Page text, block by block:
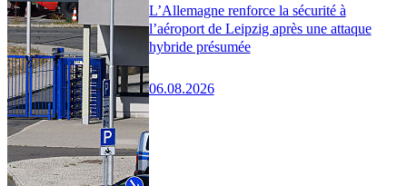
L’Allemagne renforce la sécurité à
l’aéroport de Leipzig après une attaque
hybride présumée
06.08.2026